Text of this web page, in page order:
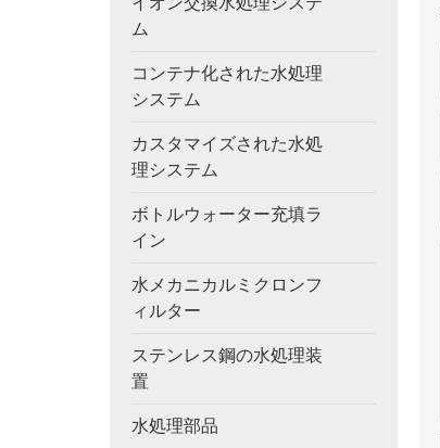
ム
コンテナ化された水処理
システム
カスタマイズされた水処
理システム
ボトルウォーター充填ラ
イン
水メカニカルミクロンフ
ィルター
ステンレス鋼の水処理装
置
水処理部品